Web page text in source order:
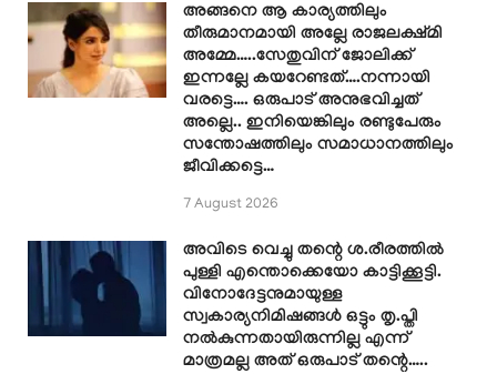
അങ്ങനെ ആ കാര്യത്തിലും
തീരുമാനമായി അല്ലേ രാജലക്ഷ്മി
അമ്മേ…..സേതുവിന് ജോലിക്ക്
ഇന്നല്ലേ കയറേണ്ടത്….നന്നായി
വരട്ടെ…. ഒരുപാട് അനുഭവിച്ചത്
അല്ലെ.. ഇനിയെങ്കിലും രണ്ടുപേരും
സന്തോഷത്തിലും സമാധാനത്തിലും
ജീവിക്കട്ടെ…
7 August 2026
അവിടെ വെച്ചു തന്റെ ശ.രീരത്തിൽ
പുള്ളി എന്തൊക്കെയോ കാട്ടിക്കൂട്ടി.
വിനോദേട്ടനുമായുള്ള
സ്വകാര്യനിമിഷങ്ങൾ ഒട്ടും തൃ.പ്തി
നൽകുന്നതായിരുന്നില്ല എന്ന്
മാത്രമല്ല അത് ഒരുപാട് തന്റെ…..